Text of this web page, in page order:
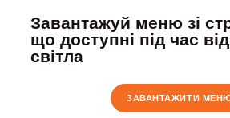
Завантажуй меню зі
що доступні під час
світла
ЗАВАНТАЖИТИ